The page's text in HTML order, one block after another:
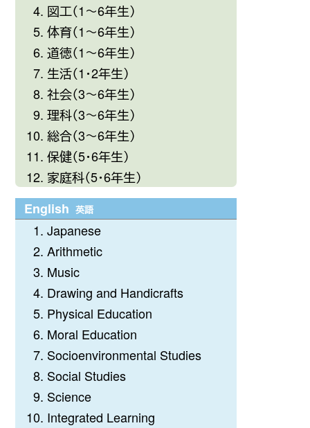
図工（1〜6年生）
体育（1〜6年生）
道徳（1〜6年生）
生活（1・2年生）
社会（3〜6年生）
理科（3〜6年生）
総合（3〜6年生）
保健（5・6年生）
家庭科（5・6年生）
English 英語
Japanese
Arithmetic
Music
Drawing and Handicrafts
Physical Education
Moral Education
Socioenvironmental Studies
Social Studies
Science
Integrated Learning